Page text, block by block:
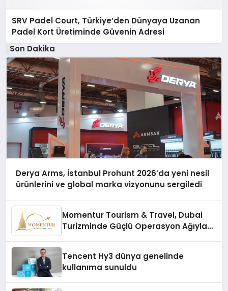
SRV Padel Court, Türkiye’den Dünyaya Uzanan
Padel Kort Üretiminde Güvenin Adresi
Son Dakika
Derya Arms, İstanbul Prohunt 2026’da yeni nesil
ürünlerini ve global marka vizyonunu sergiledi
Momentur Tourism & Travel, Dubai
Turizminde Güçlü Operasyon Ağıyla
Tencent Hy3 dünya genelinde
kullanıma sunuldu